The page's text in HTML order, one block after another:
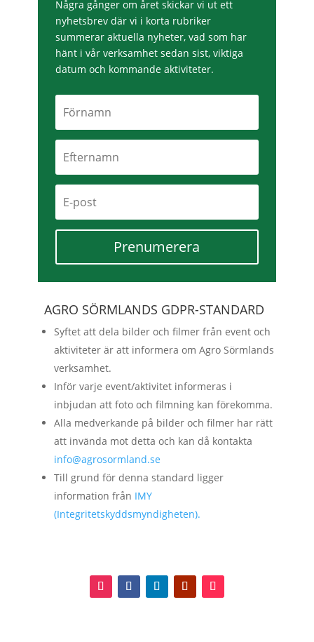
Några gånger om året skickar vi ut ett
nyhetsbrev där vi i korta rubriker
summerar aktuella nyheter, vad som har
hänt i vår verksamhet sedan sist, viktiga
datum och kommande aktiviteter.
Prenumerera
AGRO SÖRMLANDS GDPR-STANDARD
Syftet att dela bilder och filmer från event och
aktiviteter är att informera om Agro Sörmlands
verksamhet.
Inför varje event/aktivitet informeras i
inbjudan att foto och filmning kan förekomma.
Alla medverkande på bilder och filmer har rätt
att invända mot detta och kan då kontakta
info@agrosormland.se
Till grund för denna standard ligger
information från IMY
(Integritetskyddsmyndigheten).